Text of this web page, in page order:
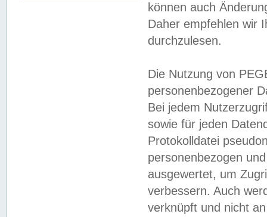
können auch
Daher empfehlen wir
durchzulesen.
Die Nutzung von
personenbezogener
Bei jedem
sowie für jeden
Protokolldatei
personenbezogen
ausgewertet, um
verbessern. Auch
verknüpft und nicht